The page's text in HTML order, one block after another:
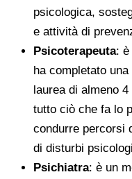
psicologica,
e attività di
Psicoterapeuta: è
ha completato
laurea di almeno
tutto ciò che fa lo
condurre percorsi
di disturbi
Psichiatra: è un